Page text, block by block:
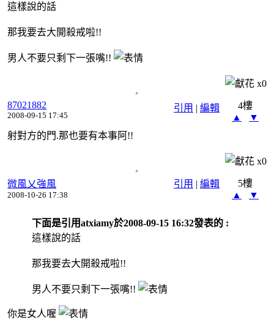
這樣說的話
那我要去大開殺戒啦!!
男人不要只剩下一張嘴!!
x0
引用 | 編輯
87021882
2008-09-15 17:45
4樓
▲
▼
射對方的門.那也要有本事阿!!
x0
引用 | 編輯
微風乂強風
2008-10-26 17:38
5樓
▲
▼
下面是引用atxiamy於2008-09-15 16:32發表的 :
這樣說的話
那我要去大開殺戒啦!!
男人不要只剩下一張嘴!!
你是女人喔